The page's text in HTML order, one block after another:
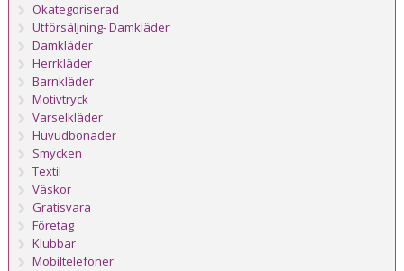
Okategoriserad
Utförsäljning- Damkläder
Damkläder
Herrkläder
Barnkläder
Motivtryck
Varselkläder
Huvudbonader
Smycken
Textil
Väskor
Gratisvara
Företag
Klubbar
Mobiltelefoner